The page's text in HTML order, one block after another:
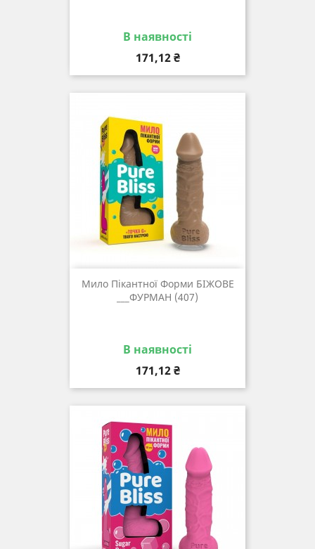
В наявності
Ціна
171,12 ₴
Мило Пікантної Форми БІЖОВЕ
___ФУРМАН (407)
В наявності
Ціна
171,12 ₴